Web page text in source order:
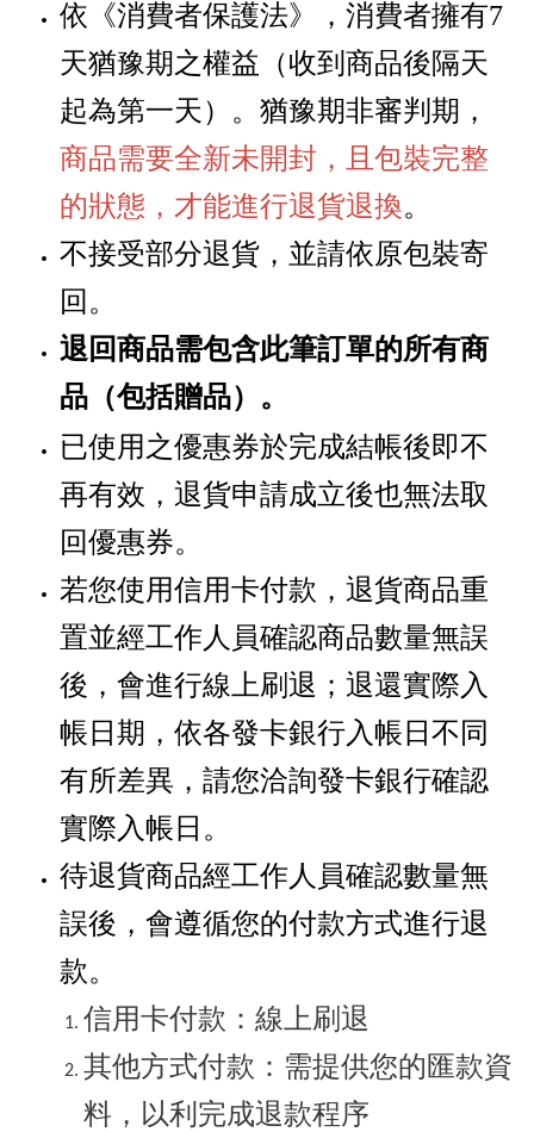
依《消費者保護法》，消費者擁有7
天猶豫期之權益 （收到商品後隔天
起為第一天） 。猶豫期非審判期，
商品需要全新未開封，且包裝完整
的狀態，才能進行退貨退換。
不接受部分退貨，並請依原包裝寄
回。
退回商品需包含此筆訂單的所有商
品 （包括贈品） 。
已使用之優惠券於完成結帳後即不
再有效，退貨申請成立後也無法取
回優惠券。
若您使用信用卡付款，退貨商品重
置並經工作人員確認商品數量無誤
後，會進行線上刷退；退還實際入
帳日期，依各發卡銀行入帳日不同
有所差異，請您洽詢發卡銀行確認
實際入帳日。
待退貨商品經工作人員確認數量無
誤後，會遵循您的付款方式進行退
款。
信用卡付款：線上刷退
其他方式付款：需提供您的匯款資
料，以利完成退款程序